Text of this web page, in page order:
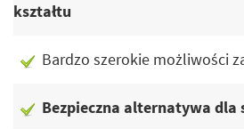
kształtu
Bardzo szerokie możliwości
Bezpieczna alternatywa dla